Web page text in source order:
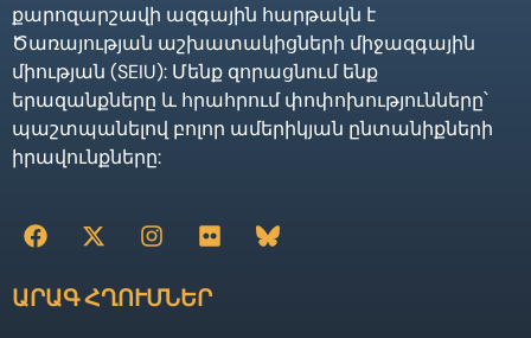
քարոզարշավի ազգային հարթակն է
Ծառայության աշխատակիցների միջազգային
միության (SEIU): Մենք զորացնում ենք
երազանքները և հրահրում փոփոխությունները՝
պաշտպանելով բոլոր ամերիկյան ընտանիքների
իրավունքները:
ԱՐԱԳ ՀՂՈՒՄՆԵՐ